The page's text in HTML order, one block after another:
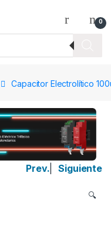
0
Capacitor Electrolítico
Prev. Siguiente
🔍